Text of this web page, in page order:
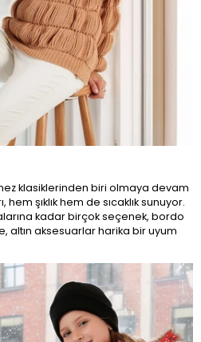
klasiklerinden biri olmaya devam
şıklık hem de sıcaklık sunuyor.
kadar birçok seçenek, bordo
altın aksesuarlar harika bir uyum